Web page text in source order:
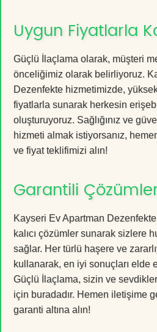
Uygun Fiyatlarla
Güçlü İlaçlama olarak, müşteri
önceliğimiz olarak belirliyoruz.
Dezenfekte hizmetimizde,
fiyatlarla sunarak herkesin
oluşturuyoruz. Sağlığınız ve
hizmeti almak istiyorsanız,
ve fiyat teklifimizi alın!
Garantili
Kayseri Ev Apartman
kalıcı çözümler sunarak sizlere
sağlar. Her türlü haşere ve
kullanarak, en iyi sonuçları elde
Güçlü İlaçlama, sizin ve
için buradadır. Hemen iletişime
garanti altına alın!